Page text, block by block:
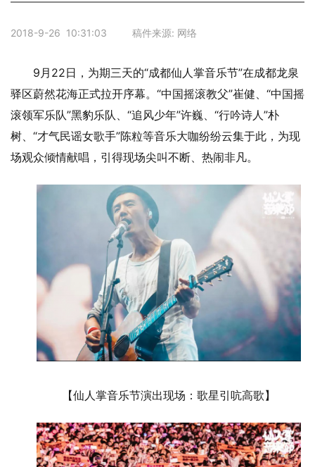
2018-9-26 10:31:03 稿件来源: 网络
9月22日，为期三天的“成都仙人掌音乐节”在成都龙泉
驿区蔚然花海正式拉开序幕。“中国摇滚教父”崔健、“中国摇
滚领军乐队”黑豹乐队、“追风少年”许巍、“行吟诗人”朴
树、“才气民谣女歌手”陈粒等音乐大咖纷纷云集于此，为现
场观众倾情献唱，引得现场尖叫不断、热闹非凡。
【仙人掌音乐节演出现场：歌星引吭高歌】